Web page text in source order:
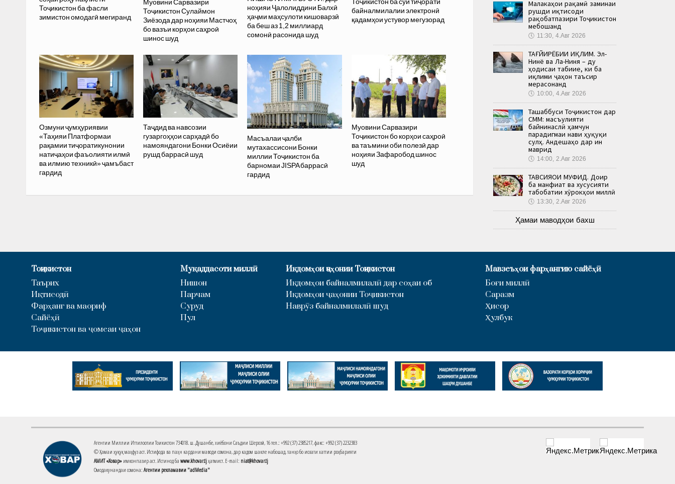
Тоҷикистон ба фасли
зимистон омодагӣ мегиранд
Муовини Сарвазири
Тоҷикистон Сулаймон
Зиёзода дар ноҳияи Мастчоҳ
бо вазъи корҳои саҳроӣ
шинос шуд
ноҳияи Ҷалолиддини Балхӣ
ҳаҷми маҳсулоти кишоварзӣ
ба беш аз 1,2 миллиард
сомонӣ расонида шуд
байналмилалии электронӣ
қадамҳои устувор мегузорад
Озмуни ҷумҳуриявии
«Таҳияи Платформаи
рақамии тиҷоратикунонии
натиҷаҳои фаъолияти илмӣ
ва илмию техникӣ» ҷамъбаст
гардид
Таҷдид ва навсозии
гузаргоҳҳои сарҳадӣ бо
намояндагони Бонки Осиёии
рушд баррасӣ шуд
Масъалаи ҷалби
мутахассисони Бонки
миллии Тоҷикистон ба
барномаи JISPA баррасӣ
гардид
Муовини Сарвазири
Тоҷикистон бо корҳои саҳроӣ
ва таъмини оби полезӣ дар
ноҳияи Зафаробод шинос
шуд
Малакаҳои рақамӣ заминаи
рушди иқтисоди
рақобатпазири Тоҷикистон
мебошанд
🕔 11:30, 4.Авг 2026
ТАҒЙИРЁБИИ ИҚЛИМ. Эл-
Нинё ва Ла-Ниня – ду
ҳодисаи табиие, ки ба
иқлими ҷаҳон таъсир
мерасонанд
🕔 10:00, 4.Авг 2026
Ташаббуси Тоҷикистон дар
СММ: масъулияти
байнинаслӣ ҳамчун
парадигмаи нави ҳуқуқи
сулҳ. Андешаҳо дар ин
маврид
🕔 14:00, 2.Авг 2026
ТАВСИЯҲОИ МУФИД. Доир
ба манфиат ва хусусияти
табобатии хӯрокҳои миллӣ
🕔 13:30, 2.Авг 2026
Ҳамаи маводҳои бахш
Тоҷикистон
Таърих
Иқтисодӣ
Фарҳанг ва маориф
Сайёҳӣ
Тоҷикистон ва ҷомеаи ҷаҳон
Муқаддасоти миллӣ
Нишон
Парчам
Суруд
Пул
Иқдомҳои ҷаҳонии Тоҷикистон
Иқдомҳои байналмилалӣ дар соҳаи об
Иқдомҳои ҷаҳонии Тоҷикистон
Наврӯз байналмилалӣ шуд
Мавзеъҳои фарҳангию сайёҳӣ
Боғи миллӣ
Саразм
Ҳисор
Ҳулбук
Агентии Миллии Иттилоотии Тоҷикистон 734018. ш. Душанбе, хиёбони Саъдии Шерозӣ, 16 тел.: +992 (37) 2385217, факс: +992 (37) 2232383
© Ҳамаи ҳуқуқ маҳфуз аст. Истифода ва паҳн кардани маводи сомона, дар кадом шакле набошад, танҳо бо иҷозати хаттии роҳбарияти
АМИТ «Ховар» имконпазир аст. Истинод ба www.khovar.tjҳатмист. E-mail: niat@khovar.tj
Омодакунандаи сомона: Агентии рекламавии "adMedia"